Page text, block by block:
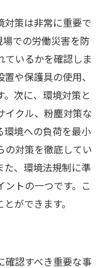
対策は非常に重要で
での労働災害を防
ているかを確認しま
や保護具の使用、
次に、環境対策と
イクル、粉塵対策な
環境への負荷を最小
の対策を徹底してい
た、環境法規制に準
トの一つです。こ
ができます。
確認すべき重要な事